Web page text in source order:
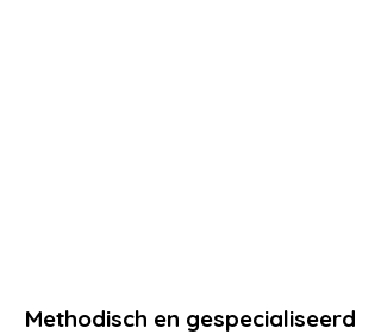
Methodisch en gespecialiseerd